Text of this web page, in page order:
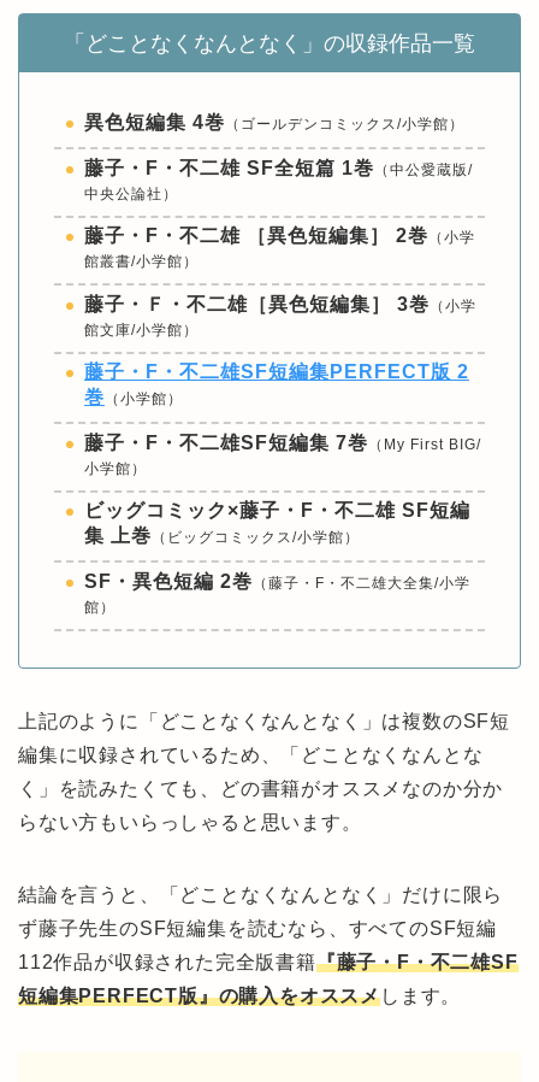
「どことなくなんとなく」の収録作品一覧
異色短編集 4巻 （ゴールデンコミックス/小学館）
藤子・F・不二雄 SF全短篇 1巻 （中公愛蔵版/
中央公論社）
藤子・F・不二雄 ［異色短編集］ 2巻 （小学
館叢書/小学館）
藤子・Ｆ・不二雄［異色短編集］ 3巻 （小学
館文庫/小学館）
藤子・F・不二雄SF短編集PERFECT版 2
巻 （小学館）
藤子・F・不二雄SF短編集 7巻 （My First BIG/
小学館）
ビッグコミック×藤子・F・不二雄 SF短編
集 上巻 （ビッグコミックス/小学館）
SF・異色短編 2巻 （藤子・F・不二雄大全集/小学
館）
上記のように「どことなくなんとなく」は複数のSF短
編集に収録されているため、「どことなくなんとな
く」を読みたくても、どの書籍がオススメなのか分か
らない方もいらっしゃると思います。
結論を言うと、「どことなくなんとなく」だけに限ら
ず藤子先生のSF短編集を読むなら、すべてのSF短編
112作品が収録された完全版書籍『藤子・F・不二雄SF
短編集PERFECT版』の購入をオススメします。